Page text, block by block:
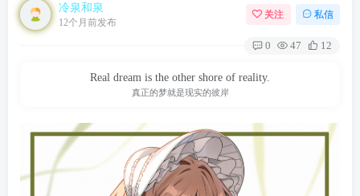
冷泉和泉
12个月前发布
关注 私信
0 47 12
Real dream is the other shore of reality.
真正的梦就是现实的彼岸